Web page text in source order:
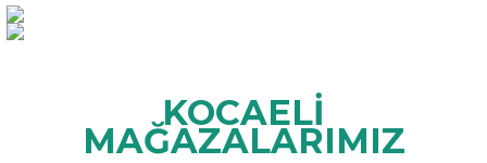
KOCAELİ
MAĞAZALARIMIZ